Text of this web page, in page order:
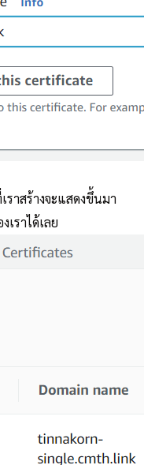
ราสร้างจะแสดงขึ้นมา
เราได้เลย